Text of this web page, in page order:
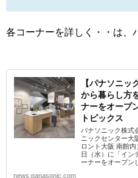
各コーナーを詳しく・・は、
【パナソニッ
から暮らし方
ナーをオープ
トピックス
パナソニック株式
ニックセンター大
ロント大阪 南館
日（水）に「イン
ーナーをオープン
news.panasonic.com